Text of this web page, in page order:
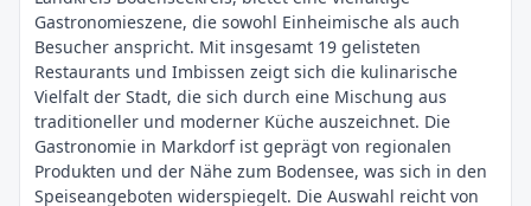
Gastronomieszene, die sowohl Einheimische als auch
Besucher anspricht. Mit insgesamt 19 gelisteten
Restaurants und Imbissen zeigt sich die kulinarische
Vielfalt der Stadt, die sich durch eine Mischung aus
traditioneller und moderner Küche auszeichnet. Die
Gastronomie in Markdorf ist geprägt von regionalen
Produkten und der Nähe zum Bodensee, was sich in den
Speiseangeboten widerspiegelt. Die Auswahl reicht von